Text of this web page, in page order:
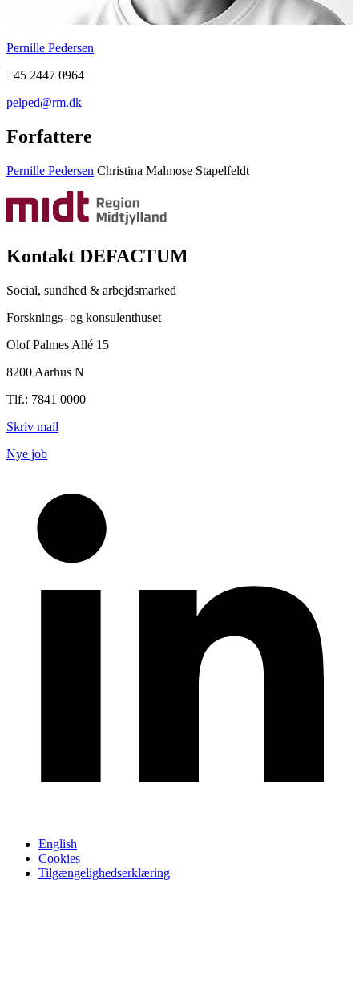
Pernille Pedersen
+45 2447 0964
pelped@rm.dk
Forfattere
Pernille Pedersen Christina Malmose Stapelfeldt
Kontakt DEFACTUM
Social, sundhed & arbejdsmarked
Forsknings- og konsulenthuset
Olof Palmes Allé 15
8200 Aarhus N
Tlf.: 7841 0000
Skriv mail
Nye job
English
Cookies
Tilgængelighedserklæring